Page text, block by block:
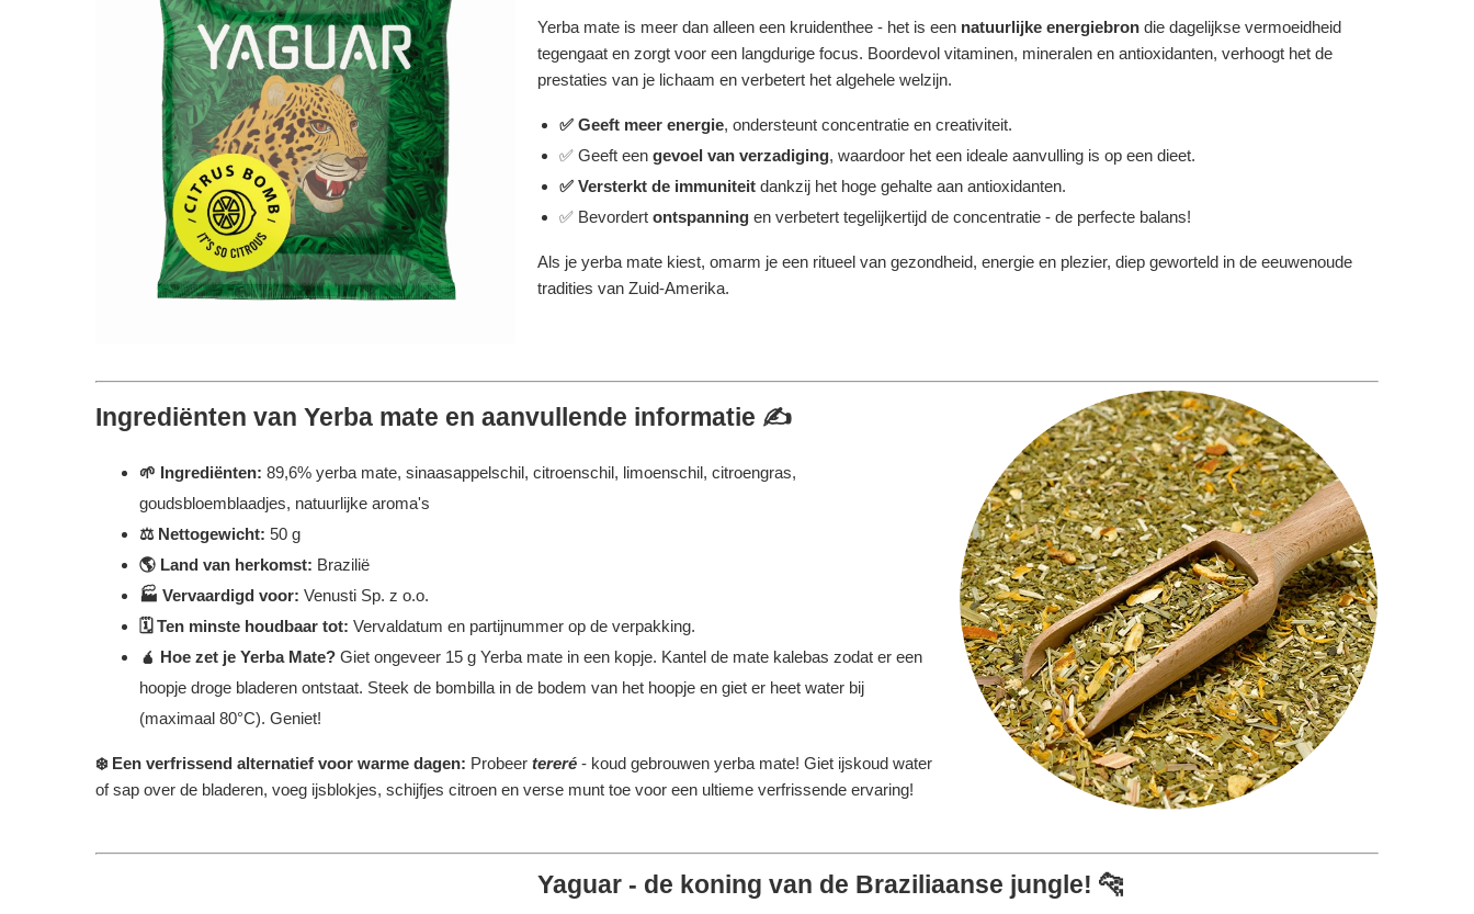
Yerba mate is meer dan alleen een kruidenthee - het is een natuurlijke energiebron die dagelijkse vermoeidheid
tegengaat en zorgt voor een langdurige focus. Boordevol vitaminen, mineralen en antioxidanten, verhoogt het de
prestaties van je lichaam en verbetert het algehele welzijn.
✅ Geeft meer energie, ondersteunt concentratie en creativiteit.
✅ Geeft eengevoel van verzadiging, waardoor het een ideale aanvulling is op een dieet.
✅ Versterkt de immuniteit dankzij het hoge gehalte aan antioxidanten.
✅ Bevordertontspanning en verbetert tegelijkertijd de concentratie - de perfecte balans!
Als je yerba mate kiest, omarm je een ritueel van gezondheid, energie en plezier, diep geworteld in de eeuwenoude
tradities van Zuid-Amerika.
Ingrediënten van Yerba mate en aanvullende informatie ✍️
🌱 Ingrediënten: 89,6% yerba mate, sinaasappelschil, citroenschil, limoenschil, citroengras,
goudsbloemblaadjes, natuurlijke aroma's
⚖️ Nettogewicht: 50 g
🌎 Land van herkomst: Brazilië
🏭 Vervaardigd voor: Venusti Sp. z o.o.
🗓️ Ten minste houdbaar tot: Vervaldatum en partijnummer op de verpakking.
🧉 Hoe zet je Yerba Mate? Giet ongeveer 15 g Yerba mate in een kopje. Kantel de mate kalebas zodat er een
hoopje droge bladeren ontstaat. Steek de bombilla in de bodem van het hoopje en giet er heet water bij
(maximaal 80°C). Geniet!
❄️ Een verfrissend alternatief voor warme dagen: Probeer tereré - koud gebrouwen yerba mate! Giet ijskoud water
of sap over de bladeren, voeg ijsblokjes, schijfjes citroen en verse munt toe voor een ultieme verfrissende ervaring!
Yaguar - de koning van de Braziliaanse jungle! 🐆